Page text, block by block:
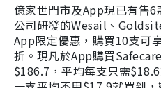
億家世門市及App現已有售
公司研發的Wesail、
App限定優惠，購買10支可
折。現凡於App購買
$186.7，平均每支只需